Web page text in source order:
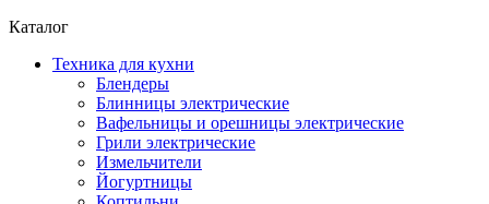
Каталог
Техника для кухни
Блендеры
Блинницы электрические
Вафельницы и орешницы электрические
Грили электрические
Измельчители
Йогуртницы